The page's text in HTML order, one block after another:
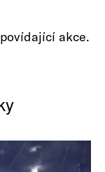
akce.